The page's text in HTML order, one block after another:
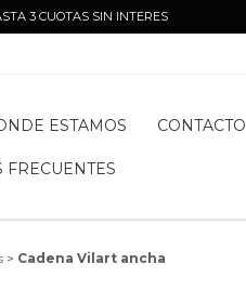
3 CUOTAS SIN INTERES
ESTAMOS CONTACTO
FRECUENTES
> Cadena Vilart ancha